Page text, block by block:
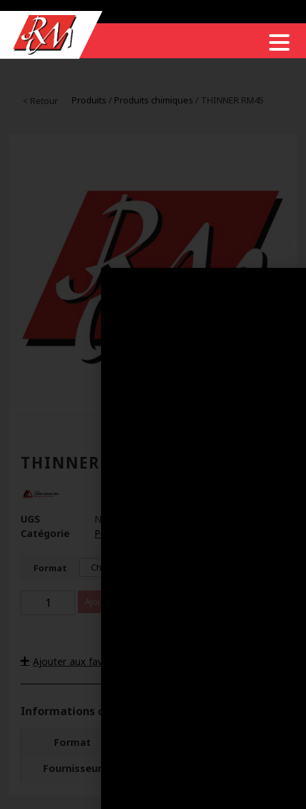
< Retour Produits / Produits chimiques / THINNER RM45
THINNER RM45
UGS
N/D
Catégorie
Produits chimiques
Format
Ajouter au panier
Ajouter aux favoris
Informations complémentaires
Format
Fournisseur